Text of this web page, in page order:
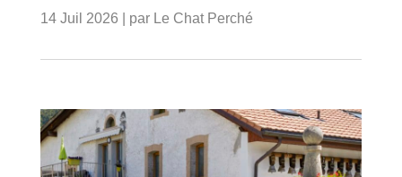
14 Juil 2026 | par Le Chat Perché